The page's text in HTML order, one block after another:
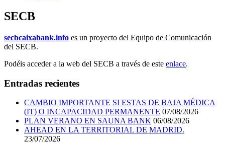
SECB
secbcaixabank.info es un proyecto del Equipo de Comunicación
del SECB.
Podéis acceder a la web del SECB a través de este enlace.
Entradas recientes
CAMBIO IMPORTANTE SI ESTAS DE BAJA MÉDICA
(IT) O INCAPACIDAD PERMANENTE 07/08/2026
PLAN VERANO EN SAUNA BANK 06/08/2026
AHEAD EN LA TERRITORIAL DE MADRID.
23/07/2026